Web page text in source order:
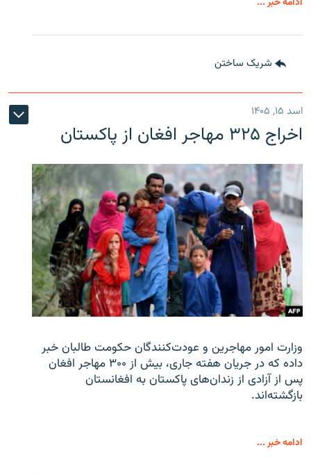
شریک ساختن
اسد ۱۵, ۱۴۰۵
اخراج ۳۲۵ مهاجر افغان از پاکستان
وزارت امور مهاجرین و عودت‌کنندگان حکومت طالبان خبر
داده که در جریان هفته جاری، بیش از ۳۰۰ مهاجر افغان
پس از آزادی از زندان‌های پاکستان به افغانستان
بازگشته‌اند.
ادامه خبر ...